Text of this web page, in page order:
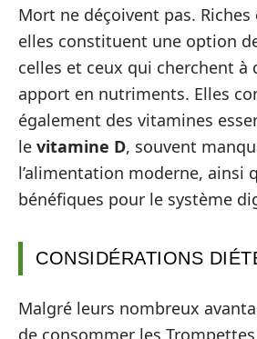
Mort ne déçoivent pas.
elles constituent une option
celles et ceux qui cherchent à
apport en nutriments. Elles
également des vitamines
le vitamine D, souvent
l’alimentation moderne, ainsi
bénéfiques pour le système
CONSIDÉRATIONS
Malgré leurs nombreux
de consommer les